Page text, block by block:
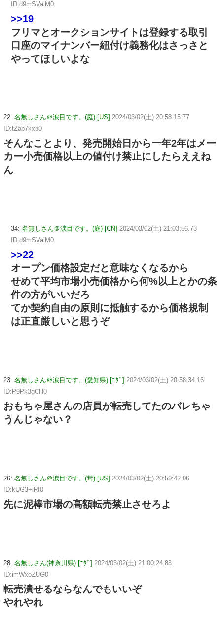
ID:d9mSValM0
>>19
フリマとオークションサイトは登録する取引
口座のマイナンバー紐付け義務化はさっさと
やってほしいよな
22: 名無しさん＠涙目です。(庭) [US] 2024/03/02(土) 20:58:15.77
ID:tZab7kxb0
そんなことより、発売開始日から一年2年はメー
カー小売価格以上の値付け禁止にしたらええね
ん
34: 名無しさん＠涙目です。(庭) [CN] 2024/03/02(土) 21:03:56.73
ID:d9mSValM0
>>22
オープン価格設定だと意味なくなるから
せめて平均市場小売価格から何%以上とかの条
件の方がいいだろ
てか契約自由の原則に抵触するから価格規制
は正直厳しいと思うぞ
23: 名無しさん＠涙目です。(愛知県) [ﾆﾀﾞ] 2024/03/02(土) 20:58:34.16
ID:P9Pk3gCH0
おもちゃ屋さんの店員が転売してたのバレちゃ
うんじゃない？
26: 名無しさん＠涙目です。(茸) [US] 2024/03/02(土) 20:59:42.96
ID:kUG3+iRI0
先に泥棒市場の高額転売禁止させろよ
28: 名無しさん(神奈川県) [ﾆﾀﾞ] 2024/03/02(土) 21:00:24.88
ID:imWxoZUG0
転売潰せるならなんでもいいぞ
やれやれ